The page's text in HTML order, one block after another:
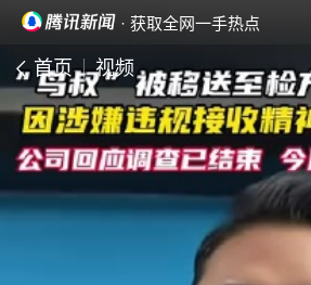
· 获取全网一手热点
首页 视频